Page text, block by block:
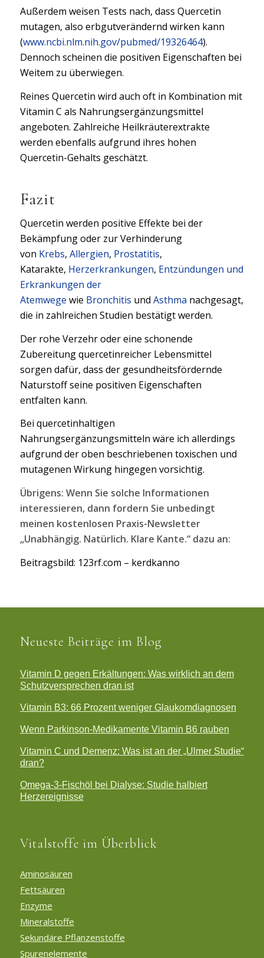
Außerdem weisen Tests nach, dass Quercetin
mutagen, also erbgutverändernd wirken kann
(www.ncbi.nlm.nih.gov/pubmed/19326464).
Dennoch scheinen die positiven Eigenschaften bei
Weitem zu überwiegen.
Reines Quercetin wird auch oft in Kombination mit
Vitamin C als Nahrungsergänzungsmittel
angeboten. Zahlreiche Heilkräuterextrakte
werden ebenfalls aufgrund ihres hohen
Quercetin-Gehalts geschätzt.
Fazit
Quercetin werden positive Effekte bei der
Bekämpfung oder zur Verhinderung
von Krebs, Allergien, Prostatitis,
Katarakte, Herzerkrankungen, Entzündungen und
Erkrankungen der
Atemwege wie Bronchitis und Asthma nachgesagt,
die in zahlreichen Studien bestätigt werden.
Der rohe Verzehr oder eine schonende
Zubereitung quercetinreicher Lebensmittel
sorgen dafür, dass der gesundheitsfördernde
Naturstoff seine positiven Eigenschaften
entfalten kann.
Bei quercetinhaltigen
Nahrungsergänzungsmitteln wäre ich allerdings
aufgrund der oben beschriebenen toxischen und
mutagenen Wirkung hingegen vorsichtig.
Übrigens: Wenn Sie solche Informationen
interessieren, dann fordern Sie unbedingt
meinen kostenlosen Praxis-Newsletter
„Unabhängig. Natürlich. Klare Kante.“ dazu an:
Beitragsbild: 123rf.com – kerdkanno
Neueste Beiträge im Blog
Vitamin D gegen Erkältungen: Was wirklich an dem
Schutzversprechen dran ist
Vitamin B3: 66 Prozent weniger Glaukomdiagnosen
Wenn Parkinson-Medikamente Vitamin B6 rauben
Vitamin C und Demenz: Was ist an der „Ulmer Studie“
dran?
Omega-3-Fischöl bei Dialyse: Studie halbiert
Herzereignisse
Vitalstoffe im Überblick
Aminosäuren
Fettsäuren
Enzyme
Mineralstoffe
Sekundäre Pflanzenstoffe
Spurenelemente